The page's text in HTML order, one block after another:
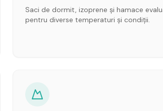
Saci de dormit, izoprene și hamace
pentru diverse temperaturi și condiții.